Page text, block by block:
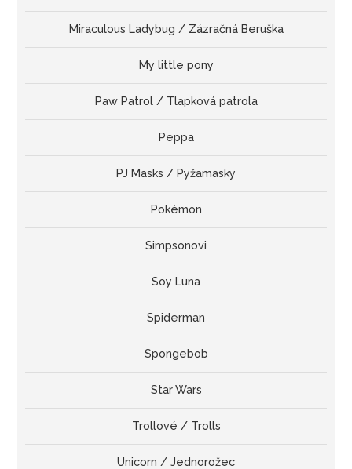
Miraculous Ladybug / Zázračná Beruška
My little pony
Paw Patrol / Tlapková patrola
Peppa
PJ Masks / Pyžamasky
Pokémon
Simpsonovi
Soy Luna
Spiderman
Spongebob
Star Wars
Trollové / Trolls
Unicorn / Jednorožec